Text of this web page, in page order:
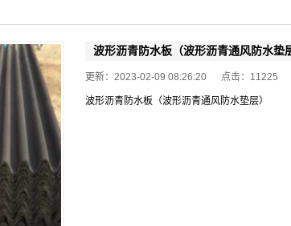
波形沥青防水板（波形沥青通风防水垫
更新：2023-02-09 08:26:20 点击： 11225
波形沥青防水板（波形沥青通风防水垫层）